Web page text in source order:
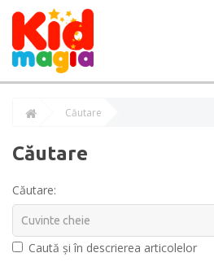
Căutare
Căutare
Căutare:
Caută și în descrierea articolelor